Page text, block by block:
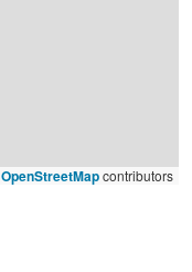
OpenStreetMapcontributors